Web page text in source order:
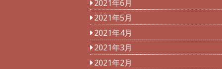
2021年6月
2021年5月
2021年4月
2021年3月
2021年2月